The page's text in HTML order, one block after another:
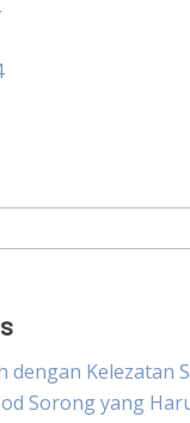
dengan Kelezatan
Sorong yang